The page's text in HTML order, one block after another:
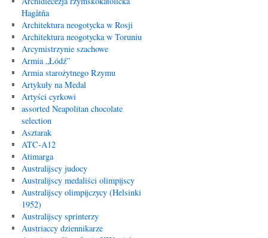
Hagåtña
Architektura neogotycka w Rosji
Architektura neogotycka w Toruniu
Arcymistrzynie szachowe
Armia „Łódź”
Armia starożytnego Rzymu
Artykuły na Medal
Artyści cyrkowi
assorted Neapolitan chocolate
selection
Asztarak
ATC-A12
Atimarga
Australijscy judocy
Australijscy medaliści olimpijscy
Australijscy olimpijczycy (Helsinki
1952)
Australijscy sprinterzy
Austriaccy dziennikarze